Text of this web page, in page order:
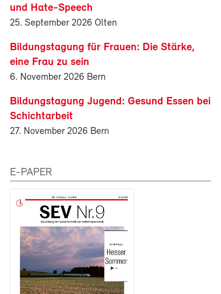
und Hate-Speech
25. September 2026 Olten
Bildungstagung für Frauen: Die Stärke,
eine Frau zu sein
6. November 2026 Bern
Bildungstagung Jugend: Gesund Essen bei
Schichtarbeit
27. November 2026 Bern
E-PAPER